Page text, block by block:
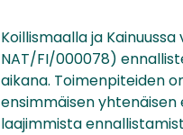
Koillismaalla ja
NAT/FI/000078)
aikana. Toimenpiteiden
ensimmäisen
laajimmista